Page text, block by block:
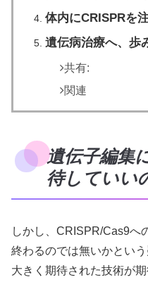
体内にCRISPRを
遺伝病治療へ、歩
共有:
関連
遺伝子編集
待していい
しかし、CRISPR/Cas9へ
終わるのでは無いかとい
大きく期待された技術が